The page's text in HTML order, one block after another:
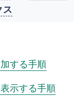
ス
する手順
示する手順